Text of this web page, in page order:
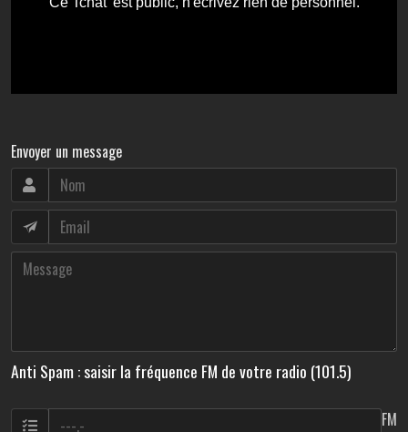
Envoyer un message
Anti Spam : saisir la fréquence FM de votre radio (101.5)
FM